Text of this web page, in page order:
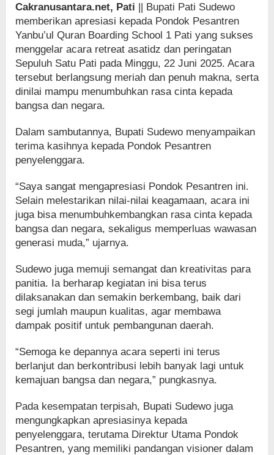
Cakranusantara.net, Pati || Bupati Pati Sudewo
memberikan apresiasi kepada Pondok Pesantren
Yanbu’ul Quran Boarding School 1 Pati yang sukses
menggelar acara retreat asatidz dan peringatan
Sepuluh Satu Pati pada Minggu, 22 Juni 2025. Acara
tersebut berlangsung meriah dan penuh makna, serta
dinilai mampu menumbuhkan rasa cinta kepada
bangsa dan negara.
Dalam sambutannya, Bupati Sudewo menyampaikan
terima kasihnya kepada Pondok Pesantren
penyelenggara.
“Saya sangat mengapresiasi Pondok Pesantren ini.
Selain melestarikan nilai-nilai keagamaan, acara ini
juga bisa menumbuhkembangkan rasa cinta kepada
bangsa dan negara, sekaligus memperluas wawasan
generasi muda,” ujarnya.
Sudewo juga memuji semangat dan kreativitas para
panitia. Ia berharap kegiatan ini bisa terus
dilaksanakan dan semakin berkembang, baik dari
segi jumlah maupun kualitas, agar membawa
dampak positif untuk pembangunan daerah.
“Semoga ke depannya acara seperti ini terus
berlanjut dan berkontribusi lebih banyak lagi untuk
kemajuan bangsa dan negara,” pungkasnya.
Pada kesempatan terpisah, Bupati Sudewo juga
mengungkapkan apresiasinya kepada
penyelenggara, terutama Direktur Utama Pondok
Pesantren, yang memiliki pandangan visioner dalam